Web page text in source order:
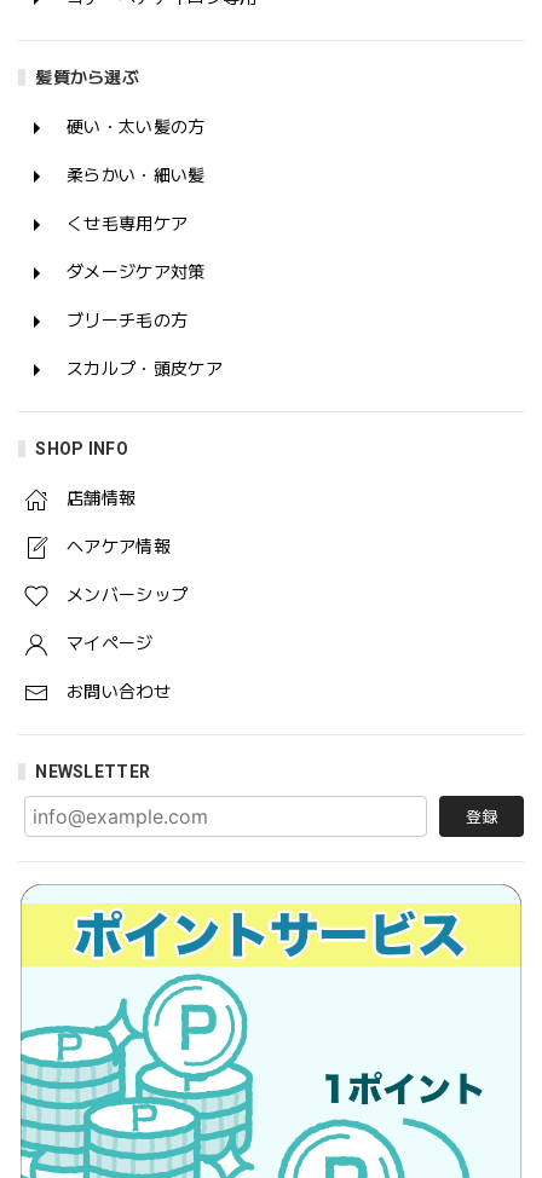
髪質から選ぶ
硬い・太い髪の方
柔らかい・細い髪
くせ毛専用ケア
ダメージケア対策
ブリーチ毛の方
スカルプ・頭皮ケア
SHOP INFO
店舗情報
ヘアケア情報
メンバーシップ
マイページ
お問い合わせ
NEWSLETTER
登録